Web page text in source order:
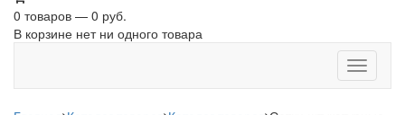
0 товаров — 0 руб.
В корзине нет ни одного товара
Toggle